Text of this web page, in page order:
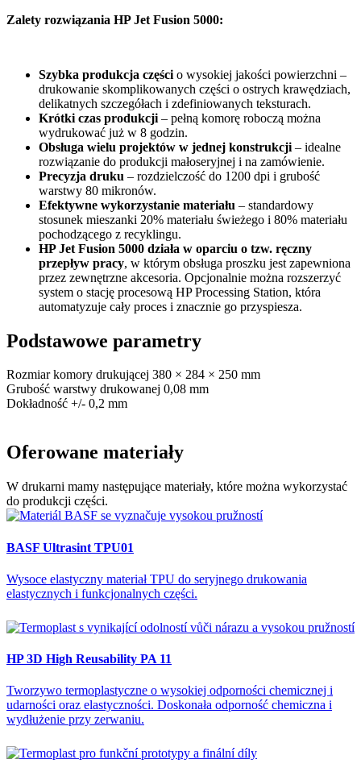
Zalety rozwiązania HP Jet Fusion 5000:
Szybka produkcja części o wysokiej jakości powierzchni –
drukowanie skomplikowanych części o ostrych krawędziach,
delikatnych szczegółach i zdefiniowanych teksturach.
Krótki czas produkcji – pełną komorę roboczą można
wydrukować już w 8 godzin.
Obsługa wielu projektów w jednej konstrukcji – idealne
rozwiązanie do produkcji małoseryjnej i na zamówienie.
Precyzja druku – rozdzielczość do 1200 dpi i grubość
warstwy 80 mikronów.
Efektywne wykorzystanie materiału – standardowy
stosunek mieszanki 20% materiału świeżego i 80% materiału
pochodzącego z recyklingu.
HP Jet Fusion 5000 działa w oparciu o tzw. ręczny
przepływ pracy, w którym obsługa proszku jest zapewniona
przez zewnętrzne akcesoria. Opcjonalnie można rozszerzyć
system o stację procesową HP Processing Station, która
automatyzuje cały proces i znacznie go przyspiesza.
Podstawowe parametry
Rozmiar komory drukującej 380 × 284 × 250 mm
Grubość warstwy drukowanej 0,08 mm
Dokładność +/- 0,2 mm
Oferowane materiały
W drukarni mamy następujące materiały, które można wykorzystać
do produkcji części.
BASF Ultrasint TPU01
Wysoce elastyczny materiał TPU do seryjnego drukowania
elastycznych i funkcjonalnych części.
HP 3D High Reusability PA 11
Tworzywo termoplastyczne o wysokiej odporności chemicznej i
udarności oraz elastyczności. Doskonała odporność chemiczna i
wydłużenie przy zerwaniu.